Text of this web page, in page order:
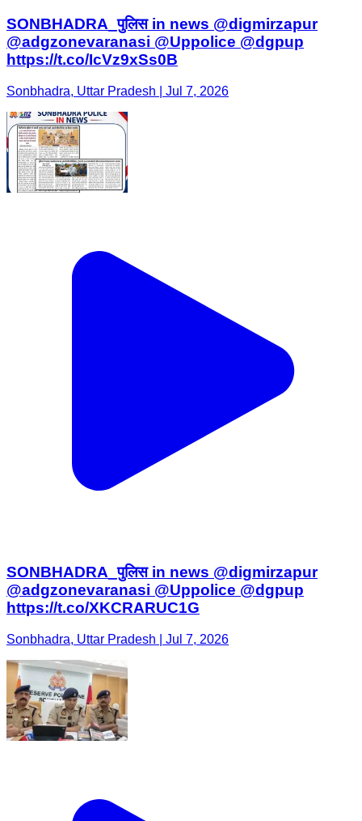
SONBHADRA_पुलिस in news @digmirzapur
@adgzonevaranasi @Uppolice @dgpup
https://t.co/IcVz9xSs0B
Sonbhadra, Uttar Pradesh | Jul 7, 2026
SONBHADRA_पुलिस in news @digmirzapur
@adgzonevaranasi @Uppolice @dgpup
https://t.co/XKCRARUC1G
Sonbhadra, Uttar Pradesh | Jul 7, 2026